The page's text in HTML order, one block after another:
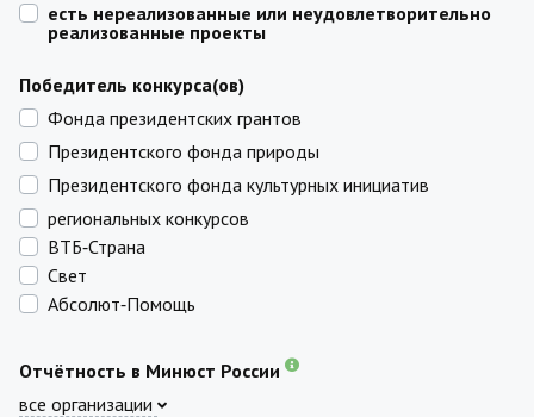
есть нереализованные или неудовлетворительно
реализованные проекты
Победитель конкурса(ов)
Фонда президентских грантов
Президентского фонда природы
Президентского фонда культурных инициатив
региональных конкурсов
ВТБ‑Страна
Свет
Абсолют‑Помощь
Отчётность в Минюст России
все организации